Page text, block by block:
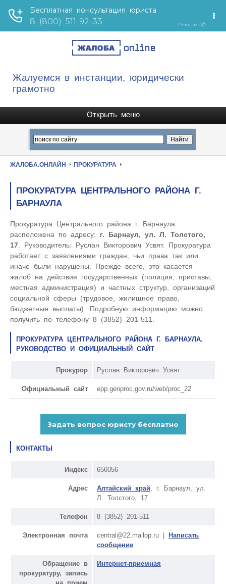
Жалуемся в инстанции, юридически
грамотно
ЖАЛОБА.ОНЛАЙН ПРОКУРАТУРА
ПРОКУРАТУРА ЦЕНТРАЛЬНОГО РАЙОНА Г.
БАРНАУЛА
Прокуратура Центрального района г. Барнаула
расположена по адресу: г. Барнаул, ул. Л. Толстого,
17 . Руководитель: Руслан Викторович Усвят. Прокуратура
работает с заявлениями граждан, чьи права так или
иначе были нарушены. Прежде всего, это касается
жалоб на действия государственных (полиция, приставы,
местная администрация) и частных структур, организаций
социальной сферы (трудовое, жилищное право,
бюджетные выплаты). Подробную информацию можно
получить по телефону 8 (3852) 201-511.
ПРОКУРАТУРА ЦЕНТРАЛЬНОГО РАЙОНА Г. БАРНАУЛА.
РУКОВОДСТВО И ОФИЦИАЛЬНЫЙ САЙТ
Прокурор Руслан Викторович Усвят
Официальный сайт epp.genproc.gov.ru/web/proc_22
КОНТАКТЫ
Индекс 656056
Адрес Алтайский край , г. Барнаул, ул.
Л. Толстого, 17
Телефон 8 (3852) 201-511
Электронная почта central@22.mailop.ru |
Написать
сообщение
Обращение в
прокуратуру, запись
Интернет-приемная